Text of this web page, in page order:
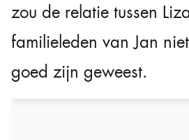
zou de relatie tussen
familieleden van Jan
goed zijn geweest.